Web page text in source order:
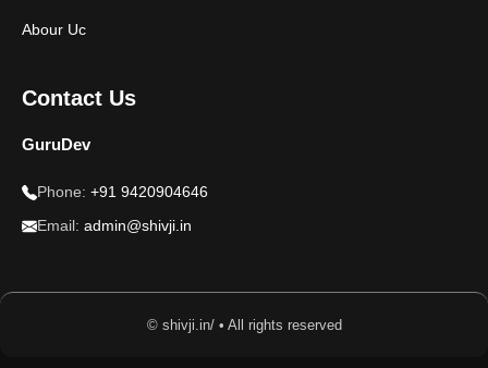
Abour Uc
Contact Us
GuruDev
Phone: +91 9420904646
Email: admin@shivji.in
© shivji.in/ • All rights reserved